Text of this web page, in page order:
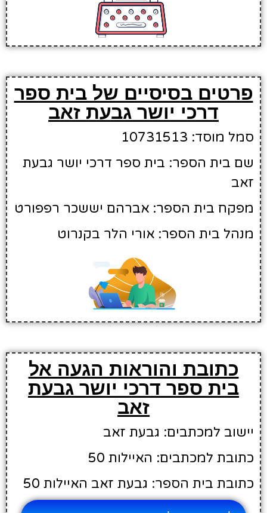
פרטים בסיסיים של בית ספר
דרכי יושר גבעת זאב
סמל מוסד: 10731513
שם בית הספר: בית ספר דרכי יושר גבעת
זאב
מפקח בית הספר: אברהם יששכר רפפורט
מנהל בית הספר: אורי הלר בקנרוט
כתובת והוראות הגעה אל
בית ספר דרכי יושר גבעת
זאב
יישוב למכתבים: גבעת זאב
כתובת למכתבים: האיילות 50
כתובת בית הספר: גבעת זאב האיילות 50